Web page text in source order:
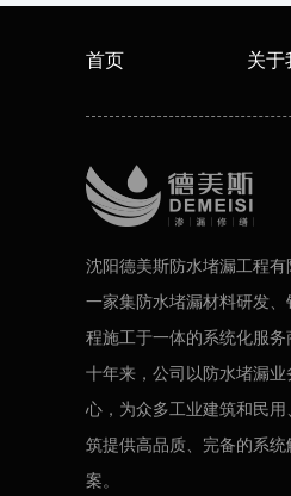
首页 关于
沈阳德美斯防水堵漏工程有
一家集防水堵漏材料研发、
程施工于一体的系统化服务
十年来，公司以防水堵漏业
心，为众多工业建筑和民用
筑提供高品质、完备的系统
案。